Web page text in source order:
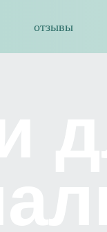
отзывы